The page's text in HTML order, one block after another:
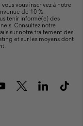
vous inscrivez à notre
de 10 %.
tenir informé(e) des
Consultez notre
sur notre traitement des
et sur les moyens dont